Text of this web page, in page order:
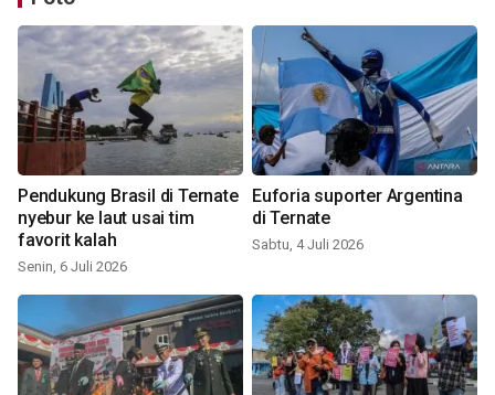
Pendukung Brasil di Ternate
nyebur ke laut usai tim
favorit kalah
Senin, 6 Juli 2026
Euforia suporter Argentina
di Ternate
Sabtu, 4 Juli 2026